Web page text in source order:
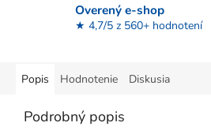
Overený e-shop
★ 4,7/5 z 560+ hodnotení
Popis Hodnotenie Diskusia
Podrobný popis